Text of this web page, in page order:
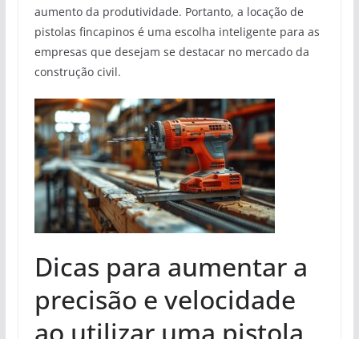
aumento da produtividade. Portanto, a locação de
pistolas fincapinos é uma escolha inteligente para as
empresas que desejam se destacar no mercado da
construção civil.
Dicas para aumentar a
precisão e velocidade
ao utilizar uma pistola